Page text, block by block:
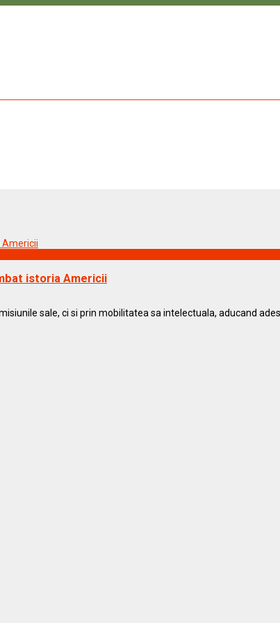
istoria Americii
sale, ci si prin mobilitatea sa intelectuala, aducand